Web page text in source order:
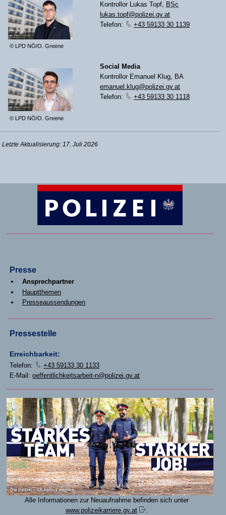
© LPD NÖ/O. Greene
Kontrollor Lukas Topf, BSc
lukas.topf@polizei.gv.at
Telefon:
+43 59133 30 1139
© LPD NÖ/O. Greene
Social Media
Kontrollor Emanuel Klug, BA
emanuel.klug@polizei.gv.at
Telefon:
+43 59133 30 1118
Letzte Aktualisierung: 17. Juli 2026
Presse
Ansprechpartner
Hauptthemen
Presseaussendungen
Pressestelle
Erreichbarkeit:
Telefon:
+43 59133 30 1133
E-Mail:oeffentlichkeitsarbeit-n@polizei.gv.at
Alle Informationen zur Neuaufnahme befinden sich unter
www.polizeikarriere.gv.at
.